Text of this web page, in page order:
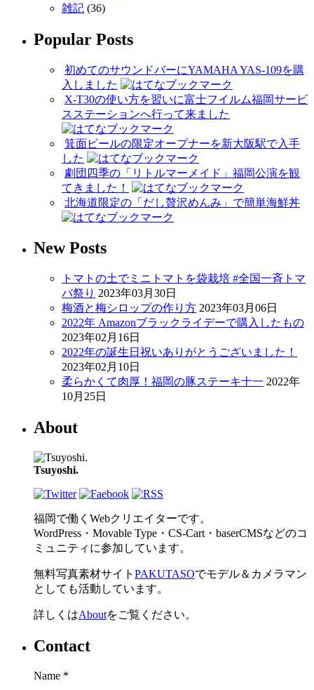
雑記 (36)
Popular Posts
初めてのサウンドバーにYAMAHA YAS-109を購
入しました
X-T30の使い方を習いに富士フイルム福岡サービ
スステーションへ行って来ました
箕面ビールの限定オープナーを新大阪駅で入手
した
劇団四季の「リトルマーメイド」福岡公演を観
てきました！
北海道限定の「だし贅沢めんみ」で簡単海鮮丼
New Posts
トマトの土でミニトマトを袋栽培 #全国一斉トマ
バ祭り 2023年03月30日
梅酒と梅シロップの作り方 2023年03月06日
2022年 Amazonブラックライデーで購入したもの
2023年02月16日
2022年の誕生日祝いありがとうございました！
2023年02月10日
柔らかくて肉厚！福岡の豚ステーキ十一 2022年
10月25日
About
Tsuyoshi.
福岡で働くWebクリエイターです。
WordPress・Movable Type・CS-Cart・baserCMSなどのコ
ミュニティに参加しています。
無料写真素材サイト PAKUTASOでモデル＆カメラマン
としても活動しています。
詳しくはAboutをご覧ください。
Contact
Name *